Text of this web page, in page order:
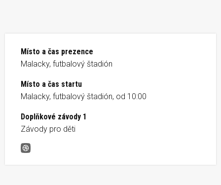
Místo a čas prezence
Malacky, futbalový štadión
Místo a čas startu
Malacky, futbalový štadión, od 10:00
Doplňkové závody 1
Závody pro děti
Malacká X